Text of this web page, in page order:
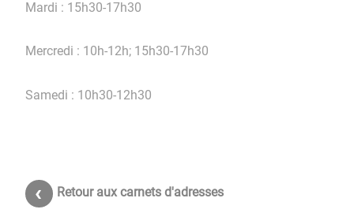
Mardi : 15h30-17h30
Mercredi : 10h-12h; 15h30-17h30
Samedi : 10h30-12h30
Retour aux carnets d'adresses